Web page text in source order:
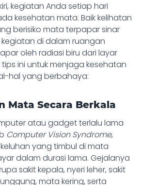
kegiatan Anda setiap hari
kesehatan mata. Baik kelihatan
berisiko mata terpapar sinar
di dalam ruangan
oleh radiasi biru dari layar
ini untuk menjaga kesehatan
hal yang berbahaya:
Mata Secara Berkala
atau gadget terlalu lama
Computer Vision Syndrome,
yang timbul di mata
dalam durasi lama. Gejalanya
sakit kepala, nyeri leher, sakit
mata kering, serta